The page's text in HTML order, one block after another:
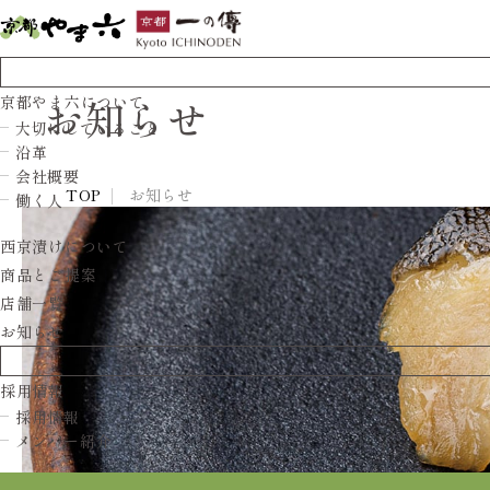
京都やま六について
大切にしていること
沿革
会社概要
働く人
西京漬けについて
商品とご提案
店舗一覧
お知らせ
採用情報
採用情報
メンバー紹介
お知らせ
TOP お知らせ